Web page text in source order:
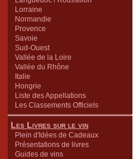
Lorraine
Normandie
Provence
Savoie
Sud-Ouest
Vallée de la Loire
Vallée du Rhône
Italie
Hongrie
Liste des Appellations
Les Classements Officiels
Les Livres sur le vin
Plein d'Idées de Cadeaux
Présentations de livres
Guides de vins